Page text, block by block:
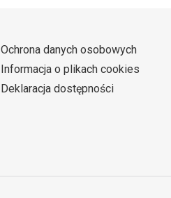
Ochrona danych osobowych
Informacja o plikach cookies
Deklaracja dostępności